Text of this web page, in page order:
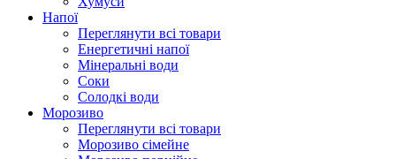
Напої
Переглянути всі товари
Енергетичні напої
Мінеральні води
Соки
Солодкі води
Морозиво
Переглянути всі товари
Морозиво сімейне